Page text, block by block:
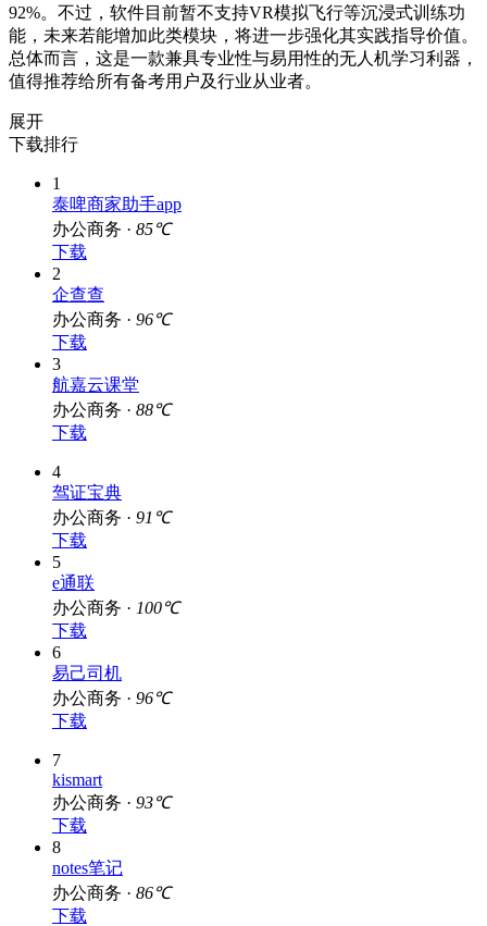
92%。不过，软件目前暂不支持VR模拟飞行等沉浸式训练功
能，未来若能增加此类模块，将进一步强化其实践指导价值。
总体而言，这是一款兼具专业性与易用性的无人机学习利器，
值得推荐给所有备考用户及行业从业者。
展开
下载排行
1
泰啤商家助手app
办公商务 · 85℃
下载
2
企查查
办公商务 · 96℃
下载
3
航嘉云课堂
办公商务 · 88℃
下载
4
驾证宝典
办公商务 · 91℃
下载
5
e通联
办公商务 · 100℃
下载
6
易己司机
办公商务 · 96℃
下载
7
kismart
办公商务 · 93℃
下载
8
notes笔记
办公商务 · 86℃
下载